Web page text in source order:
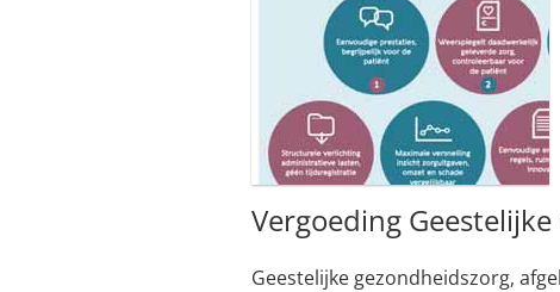
Vergoeding
Geestelijke gezondheidszorg,